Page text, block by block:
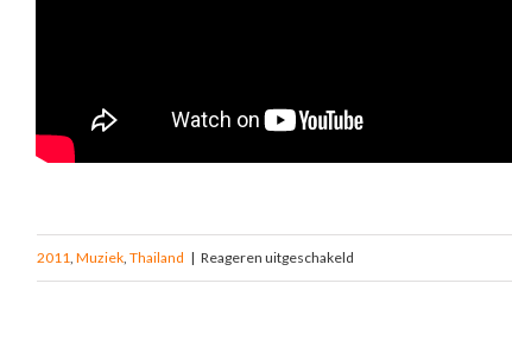
2011, Muziek, Thailand | Reageren uitgeschakeld